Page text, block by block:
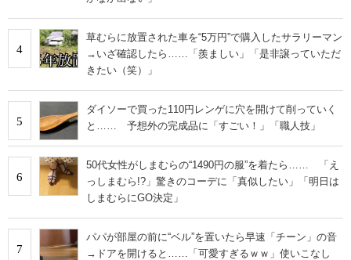
4
草むらに放置された車を“5万円”で購入したサラリーマン
→いざ確認したら……「羨ましい」「是非譲っていただ
きたい（笑）」
5
ダイソーで買った110円レンゲに穴を開けて削っていく
と…… 予想外の完成品に「すごい！」「職人技」
6
50代女性がしまむらの“1490円の服”を着たら…… 「え
っしまむら!?」驚きのコーデに「真似したい」「明日は
しまむらにGO決定」
7
パパが部屋の前に“ベル”を置いたら早速「チーン」の音
→ドアを開けると……「可愛すぎるｗｗ」使いこなし